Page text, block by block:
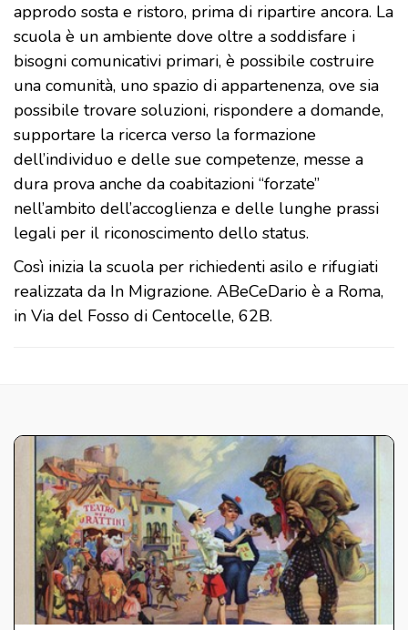
approdo sosta e ristoro, prima di ripartire ancora. La
scuola è un ambiente dove oltre a soddisfare i
bisogni comunicativi primari, è possibile costruire
una comunità, uno spazio di appartenenza, ove sia
possibile trovare soluzioni, rispondere a domande,
supportare la ricerca verso la formazione
dell’individuo e delle sue competenze, messe a
dura prova anche da coabitazioni “forzate”
nell’ambito dell’accoglienza e delle lunghe prassi
legali per il riconoscimento dello status.
Così inizia la scuola per richiedenti asilo e rifugiati
realizzata da In Migrazione. ABeCeDario è a Roma,
in Via del Fosso di Centocelle, 62B.